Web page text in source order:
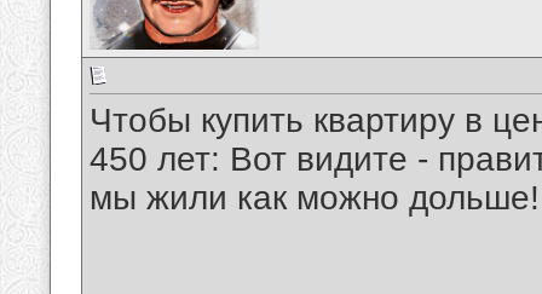
Чтобы купить квартиру в
450 лет: Вот видите -
мы жили как можно дольше!